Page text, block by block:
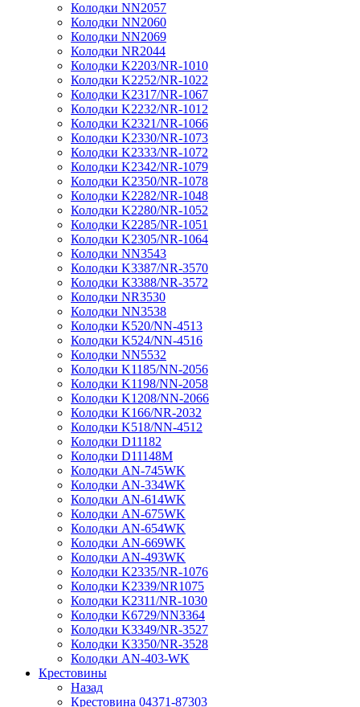
Колодки NN2057
Колодки NN2060
Колодки NN2069
Колодки NR2044
Колодки K2203/NR-1010
Колодки K2252/NR-1022
Колодки K2317/NR-1067
Колодки K2232/NR-1012
Колодки K2321/NR-1066
Колодки K2330/NR-1073
Колодки K2333/NR-1072
Колодки K2342/NR-1079
Колодки K2350/NR-1078
Колодки K2282/NR-1048
Колодки K2280/NR-1052
Колодки K2285/NR-1051
Колодки K2305/NR-1064
Колодки NN3543
Колодки K3387/NR-3570
Колодки K3388/NR-3572
Колодки NR3530
Колодки NN3538
Колодки K520/NN-4513
Колодки K524/NN-4516
Колодки NN5532
Колодки K1185/NN-2056
Колодки K1198/NN-2058
Колодки K1208/NN-2066
Колодки K166/NR-2032
Колодки K518/NN-4512
Колодки D11182
Колодки D11148M
Колодки AN-745WK
Колодки AN-334WK
Колодки AN-614WK
Колодки AN-675WK
Колодки AN-654WK
Колодки AN-669WK
Колодки AN-493WK
Колодки K2335/NR-1076
Колодки K2339/NR1075
Колодки K2311/NR-1030
Колодки K6729/NN3364
Колодки K3349/NR-3527
Колодки K3350/NR-3528
Колодки AN-403-WK
Крестовины
Назад
Крестовина 04371-87303